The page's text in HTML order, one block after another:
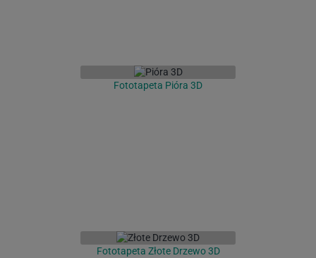
Fototapeta Pióra 3D
Fototapeta Złote Drzewo 3D